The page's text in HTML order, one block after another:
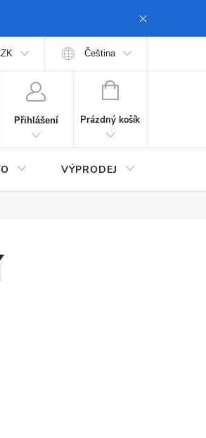
objednávka Zásady ochrany osobních
Čeština
Přihlášení
NÁKUPNÍ
Prázdný košík
VÝPRODEJ